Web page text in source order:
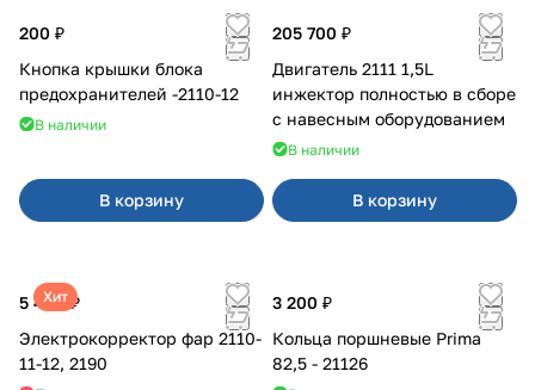
200 ₽
Кнопка крышки блока
предохранителей -2110-12
В наличии
В корзину
205 700 ₽
Двигатель 2111 1,5L
инжектор полностью в сборе
с навесным оборудованием
В наличии
В корзину
Хит
5 400 ₽
Электрокорректор фар 2110-
11-12, 2190
3 200 ₽
Кольца поршневые Prima
82,5 - 21126